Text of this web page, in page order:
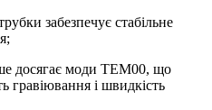
забезпечує стабільне
досягає моди TEM00, що
гравіювання і швидкість